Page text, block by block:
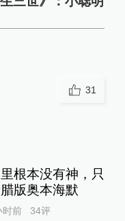
31
里根本没有神，只
版奥本海默
时前 34评